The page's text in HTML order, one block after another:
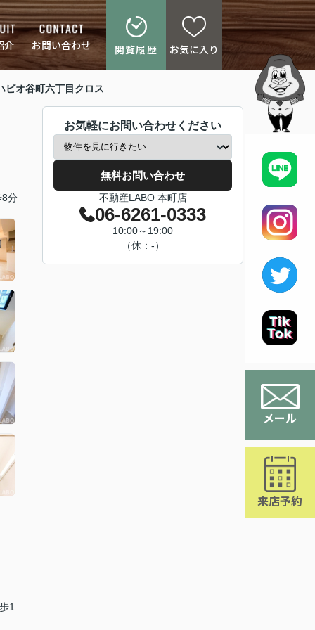
介 お問い合わせ 閲覧履歴 お気に入り
メール
来店予約
ビオ谷町六丁目クロス
8分
1
お気軽にお問い合わせください
無料お問い合わせ
不動産LABO 本町店
06-6261-0333
10:00～19:00
（休：-）